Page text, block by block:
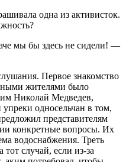
одна из активисток.
мы бы здесь не сидели! —
Первое знакомство
жителями было
Николай Медведев,
односельчан в том,
представителям
конкретные вопросы. Их
водоснабжения. Треть
случай, если из-за